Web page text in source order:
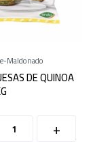
Maldonado
DE QUINOA
+